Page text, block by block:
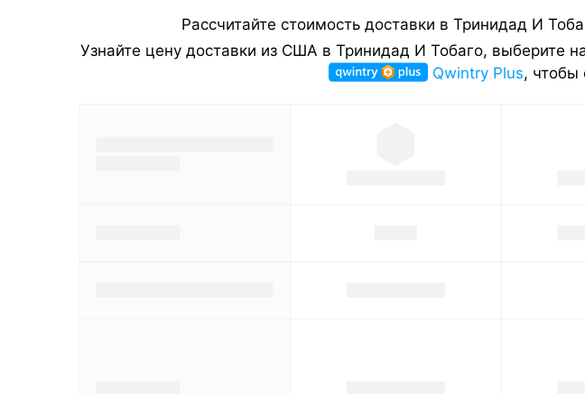
Рассчитайте стоимость доставки в Тринидад И
Узнайте цену доставки из США в Тринидад И Тобаго, выберите
Qwintry Plus, чтобы